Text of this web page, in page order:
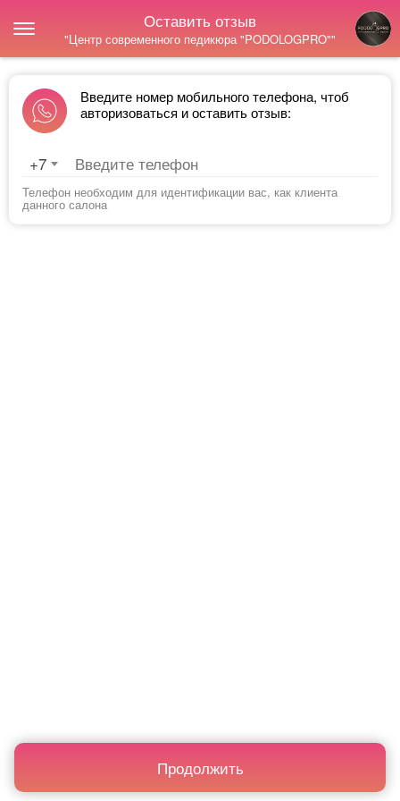
Оставить отзыв
"Центр современного педикюра "PODOLOGPRO""
Введите номер мобильного телефона, чтоб
авторизоваться и оставить отзыв:
+7
Телефон необходим для идентификации вас, как клиента
данного салона
Продолжить